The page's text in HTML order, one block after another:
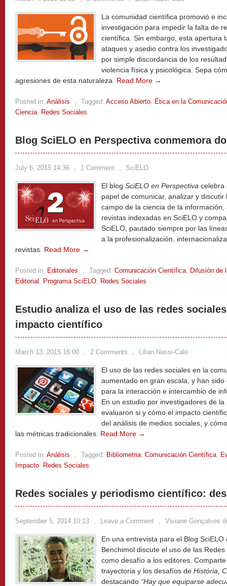
La comunidad científica promovió e
investigación para impedir la falta de
científica. Sin embargo, esta apertura
ataques y asedio contra los
por simple discordancia de los
violencia física y psicológica. Sepa
agresiones de esta naturaleza. Read More →
Posted in: Análisis , Tagged: Acceso Abierto, Ética en la
Ciencia, Redes Sociales
Blog SciELO en Perspectiva conmemora
July 6, 2015 14:36 , 1 Comment , SciELO
El blog SciELO en Perspectiva celebra
papel de comunicar, analizar y
campo de la ciencia de la
revistas indexadas en SciELO y
SciELO, pautado siempre por las
a la profesionalización,
revistas. Read More →
Posted in: Editoriales , Tagged: Comunicación Científica, Difusión de
Editorial , Programa SciELO, Redes Sociales
Estudio analiza el uso de las redes
impacto científico
March 13, 2015 16:00 , 2 Comments , Lilian Nassi-Calò
El uso de las redes sociales en la
aumentado en gran escala, y han
para la interacción e intercambio de
En un estudio por investigadores de
evaluaron si y cómo el impacto
del análisis de medios sociales, y
las métricas tradicionales. Read More →
Posted in: Análisis , Tagged: Bibliometria, Comunicación Científica,
Impacto, Redes Sociales
Redes sociales y periodismo científico:
September 5, 2014 10:13 , Leave a Comment , Viviane Gonçalves
En una entrevista para el Blog
Benchimol discute el uso de las
como desafío a los editores.
trayectoria y los desafíos de História,
destacando “Hay que equiparse